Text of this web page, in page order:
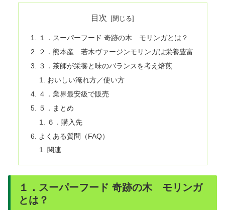
目次
１．スーパーフード 奇跡の木 モリンガとは？
２．熊本産 若木ヴァージンモリンガは栄養豊富
３．茶師が栄養と味のバランスを考え焙煎
おいしい淹れ方／使い方
４．業界最安級で販売
５．まとめ
６．購入先
よくある質問（FAQ）
関連
１．スーパーフード 奇跡の木 モリンガ
とは？